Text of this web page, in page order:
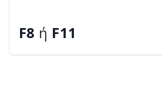
F8 ή F11